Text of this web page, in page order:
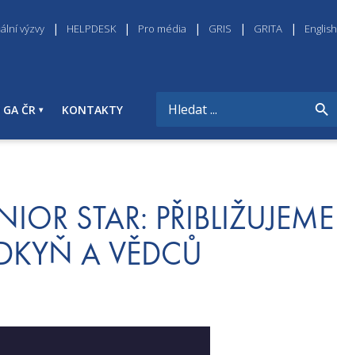
výzvy HELPDESK Pro média GRIS GRITA English
GA ČR KONTAKTY
STAR: PŘIBLIŽUJEME
A VĚDCŮ